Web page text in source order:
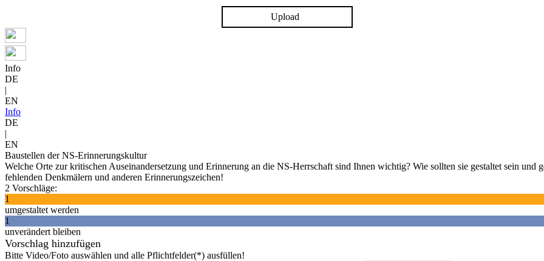
Upload
Info
DE
|
EN
Info
DE
|
EN
Baustellen der NS-Erinnerungskultur
Welche Orte zur kritischen Auseinandersetzung und Erinnerung an die NS-Herrschaft sind Ihnen wichtig? Wie sollten sie gestaltet sein und
fehlenden Denkmälern und anderen Erinnerungszeichen!
2 Vorschläge:
1
umgestaltet werden
1
unverändert bleiben
Vorschlag hinzufügen
Bitte Video/Foto auswählen und alle Pflichtfelder(*) ausfüllen!